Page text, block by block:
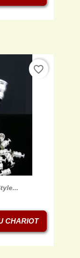
CHARIOT
favorite_border